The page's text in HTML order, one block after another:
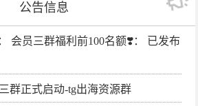
公告信息
会员三群福利前100名额❣️： 已发布
群正式启动-tg出海资源群